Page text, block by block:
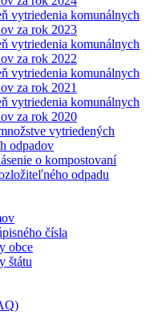
vytriedenia komunálnych
za rok 2023
vytriedenia komunálnych
za rok 2022
vytriedenia komunálnych
za rok 2021
vytriedenia komunálnych
za rok 2020
vytriedených
odpadov
o kompostovaní
odpadu
čísla
obce
štátu